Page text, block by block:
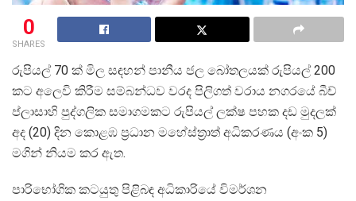
0
SHARES
රුපියල් 70 ක් මිල සඳහන් පානීය ජල බෝතලයක් රුපියල් 200
කට අලෙවි කිරීම සම්බන්ධව වරද පිලිගත් වරාය නගරයේ බීච්
ප්ලාසාහි පුද්ගලික සමාගමකට රුපියල් ලක්ෂ පහක දඩ මුදලක්
අද (20) දින කොළඹ ප්‍රධාන මහේස්ත්‍රාත් අධිකරණය (අංක 5)
මගින් නියම කර ඇත.
පාරිභෝගික කටයුතු පිළිබඳ අධිකාරියේ විමර්ශන